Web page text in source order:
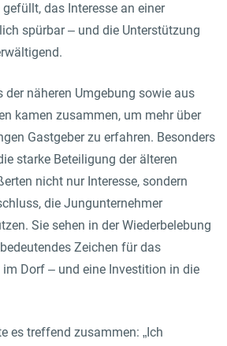
das Interesse an einer
spürbar – und die Unterstützung
der näheren Umgebung sowie aus
kamen zusammen, um mehr über
Gastgeber zu erfahren. Besonders
starke Beteiligung der älteren
nicht nur Interesse, sondern
die Jungunternehmer
Sie sehen in der Wiederbelebung
Zeichen für das
Dorf – und eine Investition in die
es treffend zusammen: „Ich